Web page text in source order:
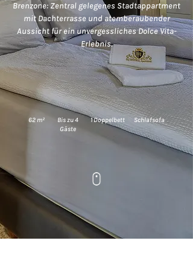
Brenzone: Zentral gelegenes Stadtappartment
mit Dachterrasse und atemberaubender
Aussicht für ein unvergessliches Dolce Vita-
Erlebnis.
62 m²
Bis zu 4
Gäste
1 Doppelbett Schlafsofa